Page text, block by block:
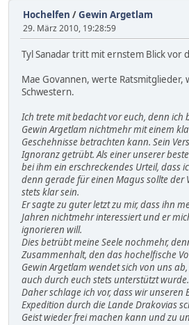
Hochelfen /Gewin Argetlam
29. März 2010, 19:28:59
Tyl Sanadar tritt mit ernstem Blick vor
Mae Govannen, werte
Schwestern.
Ich trete mit bedacht vor euch, denn ich
Gewin Argetlam nichtmehr mit einem
Geschehnisse betrachten kann. Sein
Ignoranz getrübt. Als einer unserer
bei ihm ein erschreckendes Urteil, dass
denn gerade für einen Magus sollte der
stets klar sein.
Er sagte zu guter letzt zu mir, dass ihn
Jahren nichtmehr interessiert und er
ignorieren will.
Dies betrübt meine Seele nochmehr,
Zusammenhalt, den das hochelfische
Gewin Argetlam wendet sich von uns
auch durch euch stets unterstützt wurde.
Daher schlage ich vor, dass wir unseren
Expedition durch die Lande Drakovias
Geist wieder frei machen kann und zu